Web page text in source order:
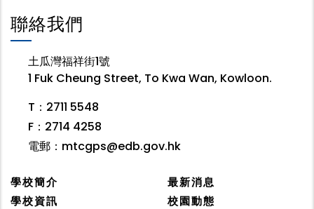
聯絡我們
土瓜灣福祥街1號
1 Fuk Cheung Street, To Kwa Wan, Kowloon.
T：2711 5548
F：2714 4258
電郵： mtcgps@edb.gov.hk
學校簡介
學校資訊
最新消息
校園動態